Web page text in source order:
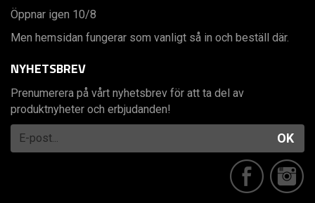
Öppnar igen 10/8
Men hemsidan fungerar som vanligt så in och beställ där.
NYHETSBREV
Prenumerera på vårt nyhetsbrev för att ta del av
produktnyheter och erbjudanden!
OK